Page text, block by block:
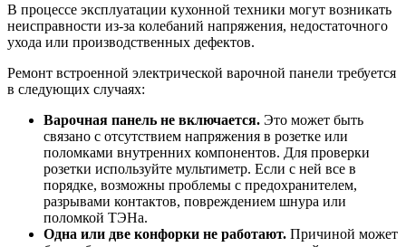
В процессе эксплуатации кухонной техники могут возникать
неисправности из-за колебаний напряжения, недостаточного
ухода или производственных дефектов.
Ремонт встроенной электрической варочной панели требуется
в следующих случаях:
Варочная панель не включается. Это может быть
связано с отсутствием напряжения в розетке или
поломками внутренних компонентов. Для проверки
розетки используйте мультиметр. Если с ней все в
порядке, возможны проблемы с предохранителем,
разрывами контактов, повреждением шнура или
поломкой ТЭНа.
Одна или две конфорки не работают. Причиной может